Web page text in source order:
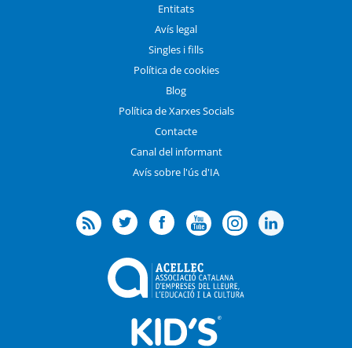
Entitats
Avís legal
Singles i fills
Política de cookies
Blog
Política de Xarxes Socials
Contacte
Canal del informant
Avís sobre l'ús d'IA